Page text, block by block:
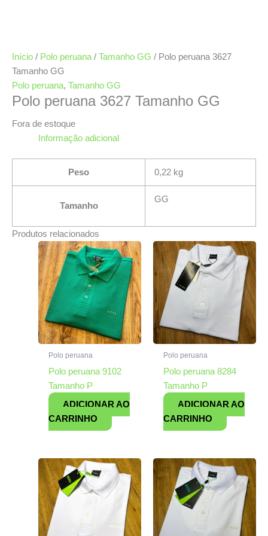
Início / Polo peruana / Tamanho GG / Polo peruana 3627
Tamanho GG
Polo peruana, Tamanho GG
Polo peruana 3627 Tamanho GG
Fora de estoque
Informação adicional
Peso 0,22 kg
Tamanho
GG
Produtos relacionados
Polo peruana
Polo peruana 9102
Tamanho P
ADICIONAR AO
CARRINHO
Polo peruana
Polo peruana 8284
Tamanho P
ADICIONAR AO
CARRINHO